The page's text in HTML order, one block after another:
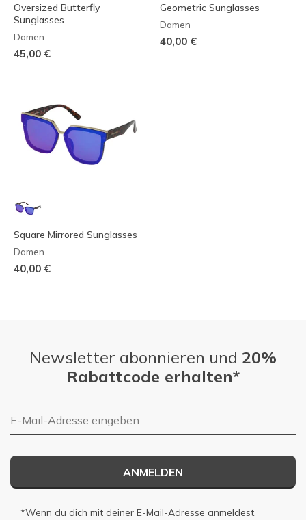
Oversized Butterfly
Sunglasses
Damen
45,00 €
Geometric Sunglasses
Damen
40,00 €
Square Mirrored Sunglasses
Damen
40,00 €
Newsletter abonnieren und 20%
Rabattcode erhalten*
E-Mail-Adresse
ANMELDEN
*Wenn du dich mit deiner E-Mail-Adresse anmeldest,